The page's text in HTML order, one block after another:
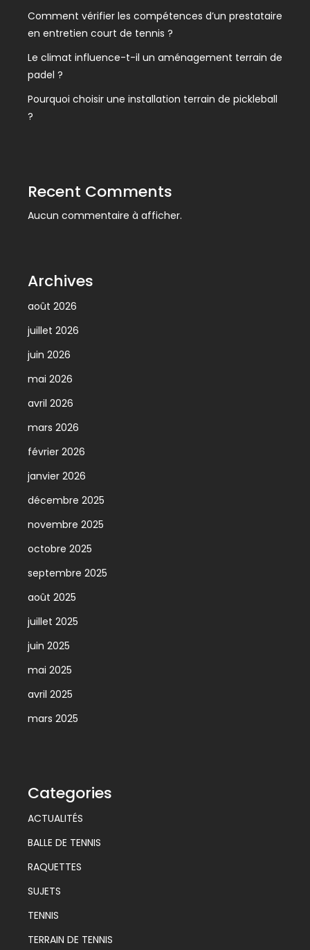
Comment vérifier les compétences d’un prestataire
en entretien court de tennis ?
Le climat influence-t-il un aménagement terrain de
padel ?
Pourquoi choisir une installation terrain de pickleball
?
Recent Comments
Aucun commentaire à afficher.
Archives
août 2026
juillet 2026
juin 2026
mai 2026
avril 2026
mars 2026
février 2026
janvier 2026
décembre 2025
novembre 2025
octobre 2025
septembre 2025
août 2025
juillet 2025
juin 2025
mai 2025
avril 2025
mars 2025
Categories
ACTUALITÉS
BALLE DE TENNIS
RAQUETTES
SUJETS
TENNIS
TERRAIN DE TENNIS